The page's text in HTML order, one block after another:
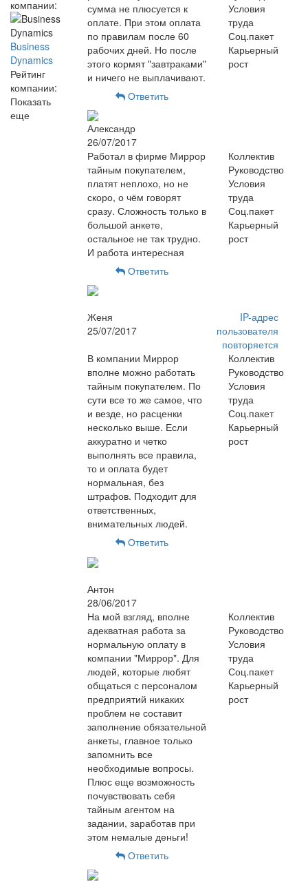
компании:
Business
Dynamics
Рейтинг
компании:
Показать
еще
сумма не плюсуется к
оплате. При этом оплата
по правилам после 60
рабочих дней. Но после
этого кормят "завтраками"
и ничего не выплачивают.
Условия
труда
Соц.пакет
Карьерный
рост
Ответить
Александр
26/07/2017
Работал в фирме Миррор
тайным покупателем,
платят неплохо, но не
скоро, о чём говорят
сразу. Сложность только в
большой анкете,
остальное не так трудно.
И работа интересная
Коллектив
Руководство
Условия
труда
Соц.пакет
Карьерный
рост
Ответить
Женя
25/07/2017
IP-адрес
пользователя
повторяется
В компании Миррор
вполне можно работать
тайным покупателем. По
сути все то же самое, что
и везде, но расценки
несколько выше. Если
аккуратно и четко
выполнять все правила,
то и оплата будет
нормальная, без
штрафов. Подходит для
ответственных,
внимательных людей.
Коллектив
Руководство
Условия
труда
Соц.пакет
Карьерный
рост
Ответить
Антон
28/06/2017
На мой взгляд, вполне
адекватная работа за
нормальную оплату в
компании "Миррор". Для
людей, которые любят
общаться с персоналом
предприятий никаких
проблем не составит
заполнение обязательной
анкеты, главное только
запомнить все
необходимые вопросы.
Плюс еще возможность
почувствовать себя
тайным агентом на
задании, заработав при
этом немалые деньги!
Коллектив
Руководство
Условия
труда
Соц.пакет
Карьерный
рост
Ответить